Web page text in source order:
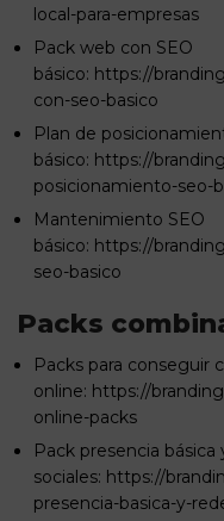
local-para-empresas
Pack web con SEO
básico: https://
con-seo-basico
Plan de
básico: https://
posicionamiento-seo-
Mantenimiento SEO
básico: https://
seo-basico
Packs
Packs para conseguir
online: https://
online-packs
Pack presencia básica
sociales: https://
presencia-basica-y-